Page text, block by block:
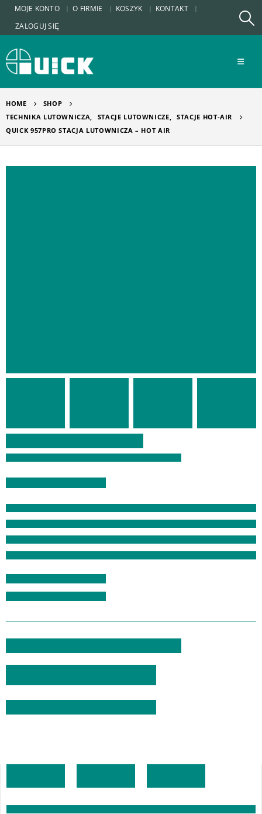
MOJE KONTO O FIRMIE KOSZYK
KONTAKT
ZALOGUJ SIĘ
HOME
SHOP
TECHNIKA LUTOWNICZA, STACJE LUTOWNICZE,
STACJE HOT-AIR
QUICK 957PRO STACJA LUTOWNICZA – HOT AIR